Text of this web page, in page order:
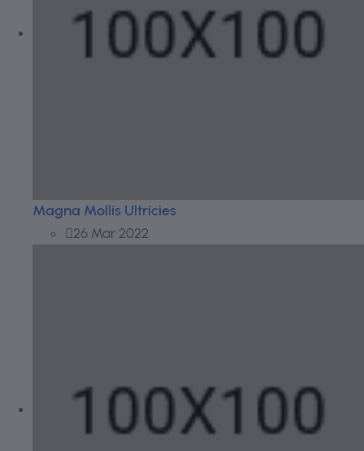
Magna Mollis Ultricies
26 Mar 2022